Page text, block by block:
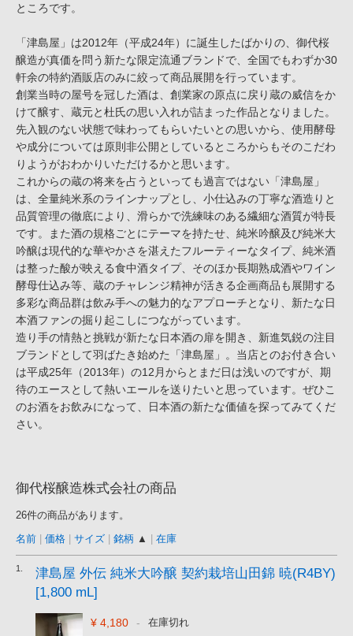
ところです。
「津島屋」は2012年（平成24年）に誕生したばかりの、御代桜
醸造が真価を問う新たな限定流通ブランドで、全国でもわずか30
軒余の特約酒販店のみに絞って商品展開を行っています。
創業当時の屋号を冠した酒は、創業家の原点に戻り蔵の威信をか
けて醸す、蔵元と杜氏の思い入れが詰まった作品となりました。
先入観のない状態で味わってもらいたいとの思いから、使用酵母
や成分については原則非公開としているところからもそのこだわ
りようがおわかりいただけるかと思います。
これからの蔵の将来を占うといっても過言ではない「津島屋」
は、全量純米系のラインナップとし、小仕込みの丁寧な酒造りと
品質管理の徹底により、滑らかで洗練味のある繊細な酒質が特長
です。また酒の規格ごとにテーマを持たせ、純米吟醸及び純米大
吟醸は現代的な華やかさを湛えたフルーティーなタイプ、純米酒
は整った酸が映える食中酒タイプ、そのほか長期熟成酒やワイン
酵母仕込み等、蔵のチャレンジ精神が活きる企画商品も展開する
多彩な商品群は飲み手への魅力的なアプローチとなり、新たな日
本酒ファンの掘り起こしにつながっています。
造り手の情熱と挑戦が新たな日本酒の扉を開き、新進気鋭の注目
ブランドとして羽ばたき始めた「津島屋」。当店とのお付き合い
は平成25年（2013年）の12月からとまだ日は浅いのですが、期
待のエースとして熱いエールを送りたいと思っています。ぜひこ
のお酒をお飲みになって、日本酒の新たな価値を探ってみてくだ
さい。
御代桜醸造株式会社の商品
26件の商品があります。
名前
価格 サイズ 銘柄 ▲ 在庫
1.
津島屋 外伝 純米大吟醸 契約栽培山田錦 暁(R4BY)
[1,800 mL]
¥ 4,180 - 在庫切れ